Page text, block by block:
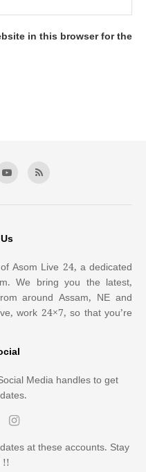
in this browser for the
Asom Live 24, a dedicated
We bring you the latest,
around Assam, NE and
work 24×7, so that you’re
Media handles to get
at these accounts. Stay
!!